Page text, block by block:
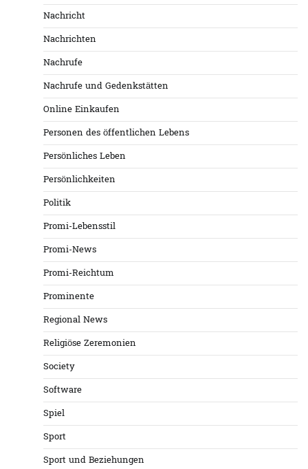
Nachricht
Nachrichten
Nachrufe
Nachrufe und Gedenkstätten
Online Einkaufen
Personen des öffentlichen Lebens
Persönliches Leben
Persönlichkeiten
Politik
Promi-Lebensstil
Promi-News
Promi-Reichtum
Prominente
Regional News
Religiöse Zeremonien
Society
Software
Spiel
Sport
Sport und Beziehungen